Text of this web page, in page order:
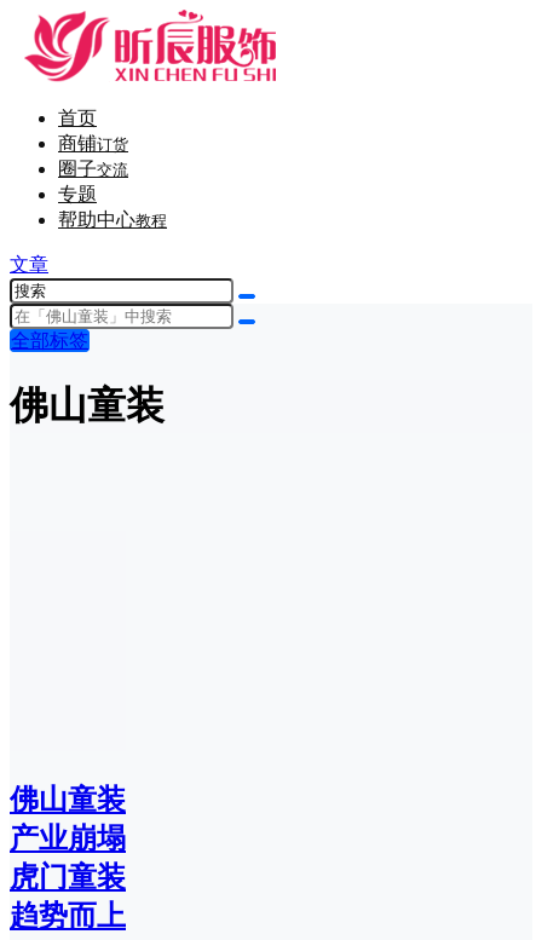
首页
商铺订货
圈子交流
专题
帮助中心教程
文章
全部标签
佛山童装
佛山童装
产业崩塌
虎门童装
趋势而上